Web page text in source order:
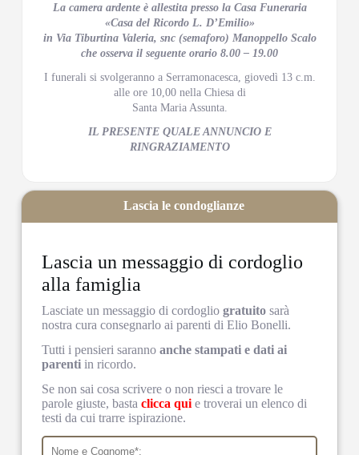
La camera ardente è allestita presso la Casa Funeraria
«Casa del Ricordo L. D’Emilio»
in Via Tiburtina Valeria, snc (semaforo) Manoppello Scalo
che osserva il seguente orario 8.00 – 19.00
I funerali si svolgeranno a Serramonacesca, giovedì 13 c.m.
alle ore 10,00 nella Chiesa di
Santa Maria Assunta.
IL PRESENTE QUALE ANNUNCIO E
RINGRAZIAMENTO
Lascia un messaggio di cordoglio
alla famiglia
Lasciate un messaggio di cordogliogratuito sarà
nostra cura consegnarlo ai parenti di Elio Bonelli.
Tutti i pensieri sarannoanche stampati e dati ai
parenti in ricordo.
Se non sai cosa scrivere o non riesci a trovare le
parole giuste, bastaclicca qui e troverai un elenco di
testi da cui trarre ispirazione.
Lascia le condoglianze